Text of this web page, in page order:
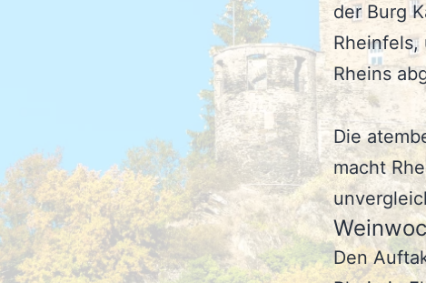
der Burg
Rheins
Die
macht
Den